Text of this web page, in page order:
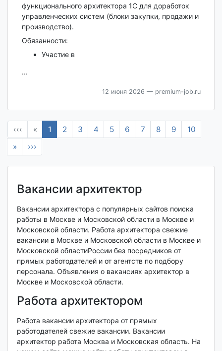
функционального архитектора 1С для доработок
управленческих систем (блоки закупки, продажи и
производство).
Обязанности:
Участие в
...
12 июня 2026 — premium-job.ru
‹‹‹ « 1 2 3 4 5 6 7 8 9
10
»
›››
Вакансии архитектор
Вакансии архитектора с популярных сайтов поиска
работы в Москве и Московской области в Москве и
Московской области. Работа архитектора свежие
вакансии в Москве и Московской области в Москве и
Московской областиРоссии без посредников от
прямых работодателей и от агентств по подбору
персонала. Объявления о вакансиях архитектор в
Москве и Московской области.
Работа архитектором
Работа вакансии архитектора от прямых
работодателей свежие вакансии. Вакансии
архитектор работа Москва и Московская область. На